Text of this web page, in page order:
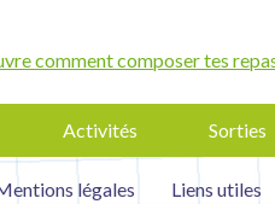
comment composer tes
Activités Sorties
légales Liens utiles